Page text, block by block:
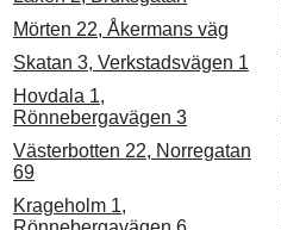
Mörten 22, Åkermans väg
Skatan 3, Verkstadsvägen 1
Hovdala 1,
Rönnebergavägen 3
Västerbotten 22, Norregatan
69
Krageholm 1,